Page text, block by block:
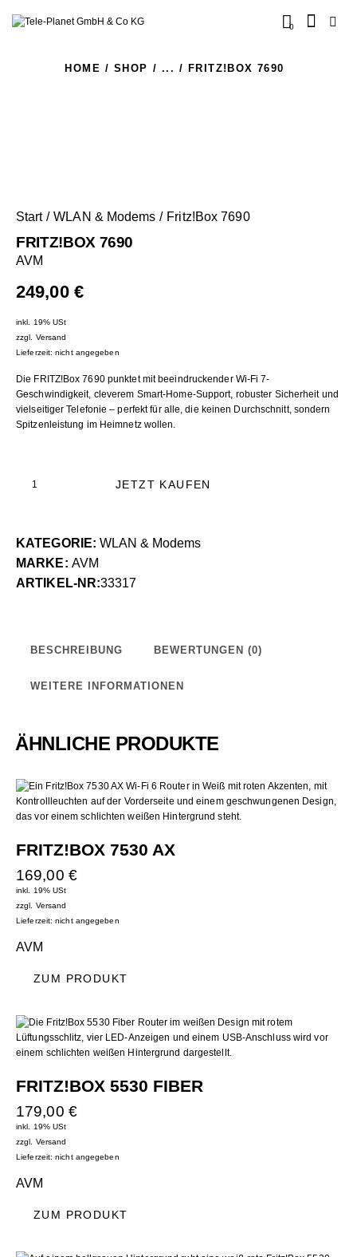
0
HOME SHOP ... FRITZ!BOX 7690
Start WLAN & Modems Fritz!Box 7690
FRITZ!BOX 7690
AVM
249,00 €
inkl. 19% USt
zzgl. Versand
Lieferzeit: nicht angegeben
Die FRITZ!Box 7690 punktet mit beeindruckender Wi-Fi 7-
Geschwindigkeit, cleverem Smart-Home-Support, robuster Sicherheit und
vielseitiger Telefonie – perfekt für alle, die keinen Durchschnitt, sondern
Spitzenleistung im Heimnetz wollen.
JETZT KAUFEN
KATEGORIE:WLAN & Modems
MARKE: AVM
ARTIKEL-NR:33317
BESCHREIBUNG BEWERTUNGEN (0)
WEITERE INFORMATIONEN
ÄHNLICHE PRODUKTE
FRITZ!BOX 7530 AX
169,00 €
inkl. 19% USt
zzgl. Versand
Lieferzeit: nicht angegeben
AVM
ZUM PRODUKT
FRITZ!BOX 5530 FIBER
179,00 €
inkl. 19% USt
zzgl. Versand
Lieferzeit: nicht angegeben
AVM
ZUM PRODUKT